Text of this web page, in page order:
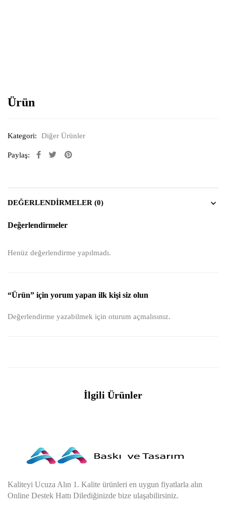
Ürün
Kategori: Diğer Ürünler
Paylaş:
DEĞERLENDIRMELER (0)
Değerlendirmeler
Henüz değerlendirme yapılmadı.
“Ürün” için yorum yapan ilk kişi siz olun
Değerlendirme yazabilmek için oturum açmalısınız.
İlgili Ürünler
Kaliteyi Ucuza Alın 1. Kalite ürünleri en uygun fiyatlarla alın
Online Destek Hattı Dilediğinizde bize ulaşabilirsiniz.